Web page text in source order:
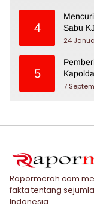
4
Sabu
24
5
7
Rapormerah.com
fakta tentang
Indonesia